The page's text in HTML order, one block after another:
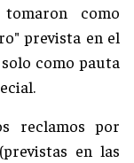
como
prevista en el
como pauta
reclamos por
en las